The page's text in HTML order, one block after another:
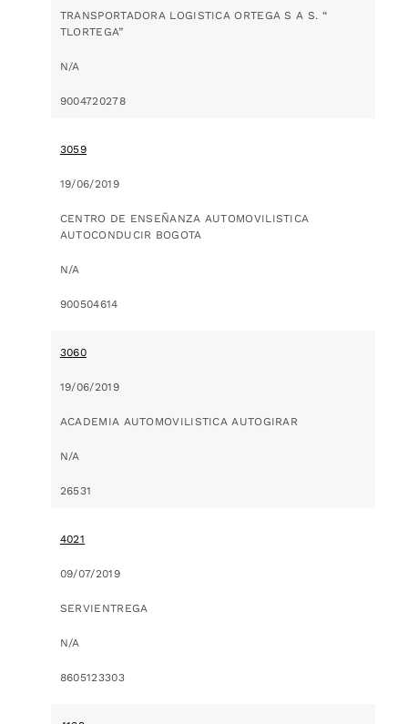
TRANSPORTADORA LOGISTICA ORTEGA S A S. “
TLORTEGA”
N/A
9004720278
3059
19/06/2019
CENTRO DE ENSEÑANZA AUTOMOVILISTICA
AUTOCONDUCIR BOGOTA
N/A
900504614
3060
19/06/2019
ACADEMIA AUTOMOVILISTICA AUTOGIRAR
N/A
26531
4021
09/07/2019
SERVIENTREGA
N/A
8605123303